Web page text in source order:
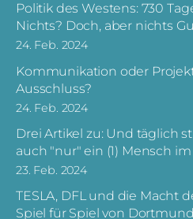
Politik des Westens: 730
Nichts? Doch, aber nichts
24. Feb. 2024
Kommunikation oder
Ausschluss?
24. Feb. 2024
Drei Artikel zu: Und täglich
auch "nur" ein (1) Mensch
23. Feb. 2024
TESLA, DFL und die Macht
Spiel für Spiel von